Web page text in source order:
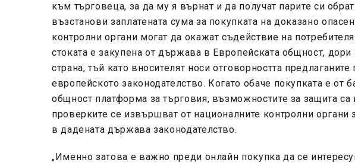
към търговеца, за да му я върнат и да получат парите си
възстанови заплатената сума за покупката на доказано
контролни органи могат да окажат съдействие на
стоката е закупена от държава в Европейската общност, дори
страна, тъй като вносителят носи отговорността
европейското законодателство. Когато обаче покупката е от
общност платформа за търговия, възможностите за защита
проверките се извършват от националните контролни органи
в дадената държава законодателство.
„Именно затова е важно преди онлайн покупка да се